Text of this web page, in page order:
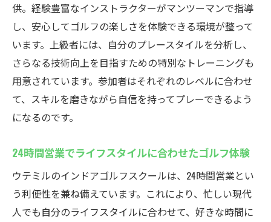
最新技術を駆使したトレーニング法
同世代の仲間と学べる楽しさ
フレキシブルなスケジュールで続けやすい
SNSを活用したゴルフ情報共有
気軽に参加できるゴルフイベントの紹介
安心の個別指導！ウテミル浦安駅前店インドア
一人ひとりに合わせた指導方針
初心者でも理解しやすいレッスン内容
経験豊富なコーチ陣によるサポート
目標設定と達成までのプロセス
供。経験豊富なインストラクターがマンツーマンで指導
し、安心してゴルフの楽しさを体験できる環境が整って
います。上級者には、自分のプレースタイルを分析し、
さらなる技術向上を目指すための特別なトレーニングも
用意されています。参加者はそれぞれのレベルに合わせ
て、スキルを磨きながら自信を持ってプレーできるよう
になるのです。
24時間営業でライフスタイルに合わせたゴルフ体験
ウテミルのインドアゴルフスクールは、24時間営業とい
う利便性を兼ね備えています。これにより、忙しい現代
人でも自分のライフスタイルに合わせて、好きな時間に